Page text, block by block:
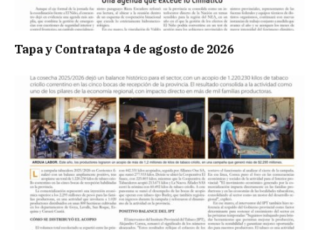
Tapa y Contratapa 4 de agosto de 2026